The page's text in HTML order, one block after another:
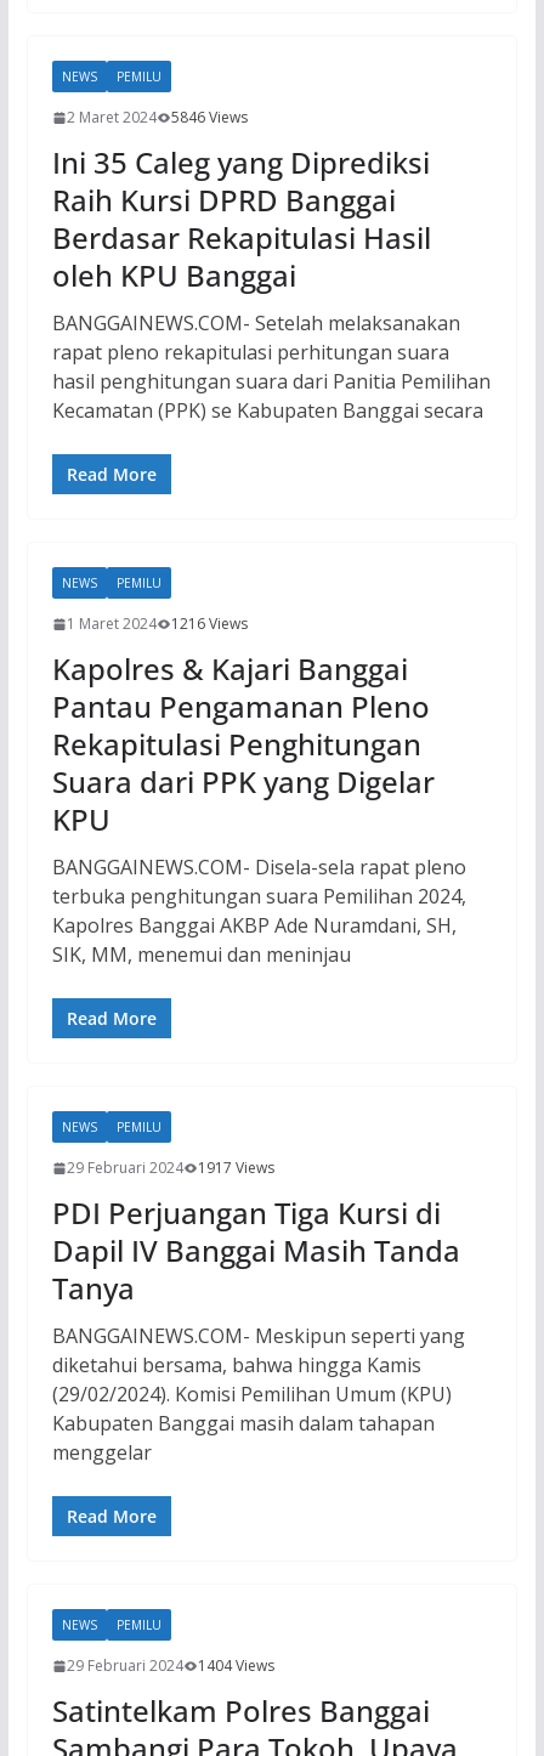
NEWS PEMILU
2 Maret 2024 5846 Views
Ini 35 Caleg yang Diprediksi
Raih Kursi DPRD Banggai
Berdasar Rekapitulasi Hasil
oleh KPU Banggai
BANGGAINEWS.COM- Setelah melaksanakan
rapat pleno rekapitulasi perhitungan suara
hasil penghitungan suara dari Panitia Pemilihan
Kecamatan (PPK) se Kabupaten Banggai secara
Read More
NEWS PEMILU
1 Maret 2024 1216 Views
Kapolres & Kajari Banggai
Pantau Pengamanan Pleno
Rekapitulasi Penghitungan
Suara dari PPK yang Digelar
KPU
BANGGAINEWS.COM- Disela-sela rapat pleno
terbuka penghitungan suara Pemilihan 2024,
Kapolres Banggai AKBP Ade Nuramdani, SH,
SIK, MM, menemui dan meninjau
Read More
NEWS PEMILU
29 Februari 2024 1917 Views
PDI Perjuangan Tiga Kursi di
Dapil IV Banggai Masih Tanda
Tanya
BANGGAINEWS.COM- Meskipun seperti yang
diketahui bersama, bahwa hingga Kamis
(29/02/2024). Komisi Pemilihan Umum (KPU)
Kabupaten Banggai masih dalam tahapan
menggelar
Read More
NEWS PEMILU
29 Februari 2024 1404 Views
Satintelkam Polres Banggai